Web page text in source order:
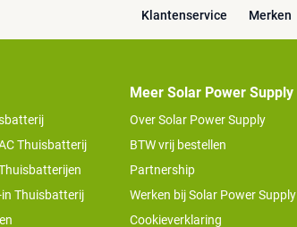
Klantenservice Merken
Thuisbatterij
in Thuisbatterij
Meer Solar Power Supply
Over Solar Power Supply
BTW vrij bestellen
Partnership
Werken bij Solar Power Supply
Cookieverklaring